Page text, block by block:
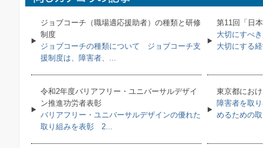
ジョブコーチ（職場適応援助者）の種類と研修
制度
ジョブコーチの種類について ジョブコーチ支
援制度は、障害者、...
第11回「日
大切にすべ
大切にする
令和2年度バリアフリー・ユニバーサルデザイ
ン推進功労者表彰
バリアフリー・ユニバーサルデザインの優れた
取り組みを表彰 2...
東京都にお
障害者を取
めるための